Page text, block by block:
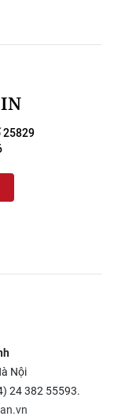
25829
Nội
24 382 55593.